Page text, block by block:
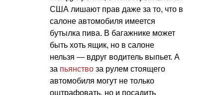
США лишают прав даже за то, что в
салоне автомобиля имеется
бутылка пива. В багажнике может
быть хоть ящик, но в салоне
нельзя — вдруг водитель выпьет. А
за пьянство за рулем стоящего
автомобиля могут не только
оштрафовать, но и посадить